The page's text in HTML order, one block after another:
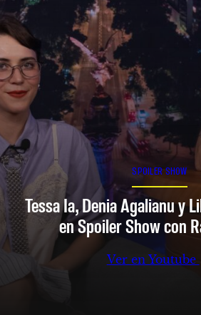
SPOILER SHOW
Tessa Ia, Denia Agalianu y
en Spoiler Show con
Ver en Youtube